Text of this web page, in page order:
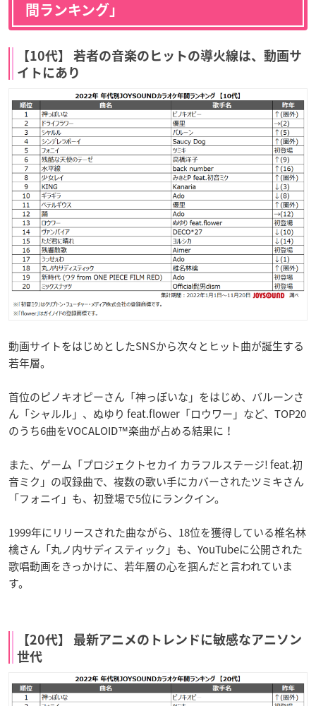
間ランキング」
【10代】 若者の音楽のヒットの導火線は、動画サ
イトにあり
動画サイトをはじめとしたSNSから次々とヒット曲が誕生する
若年層。
首位のピノキオピーさん「神っぽいな」をはじめ、バルーンさ
ん「シャルル」、ぬゆり feat.flower「ロウワー」など、TOP20
のうち6曲をVOCALOID™楽曲が占める結果に！
また、ゲーム「プロジェクトセカイ カラフルステージ! feat.初
音ミク」の収録曲で、複数の歌い手にカバーされたツミキさん
「フォニイ」も、初登場で5位にランクイン。
1999年にリリースされた曲ながら、18位を獲得している椎名林
檎さん「丸ノ内サディスティック」も、YouTubeに公開された
歌唱動画をきっかけに、若年層の心を掴んだと言われていま
す。
【20代】 最新アニメのトレンドに敏感なアニソン
世代